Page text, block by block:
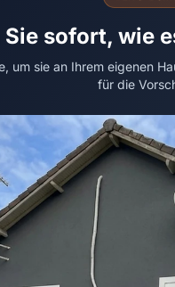
Sie sofort, wie
um sie an Ihrem eigenen
für die